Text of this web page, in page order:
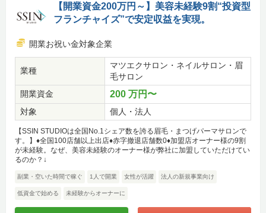
【開業資金200万円～】美容未経験9割“投資型
フランチャイズ”で安定収益を実現。
開業お祝い金対象企業
業種
マツエクサロン・ネイルサロン・眉
毛サロン
開業資金
200 万円〜
対象 個人・法人
【SSIN STUDIOは全国No.1シェア数を誇る眉毛・まつげパーマサロンで
す。】♦全国100店舗以上出店♦赤字撤退店舗数0♦加盟店オーナー様の9割
が未経験。なぜ、美容未経験のオーナー様が弊社に加盟していただけてい
るのか？↓
副業・空いた時間で稼ぐ 1人で開業 女性が活躍 法人の新規事業向け
低資金で始める 未経験からオーナーに